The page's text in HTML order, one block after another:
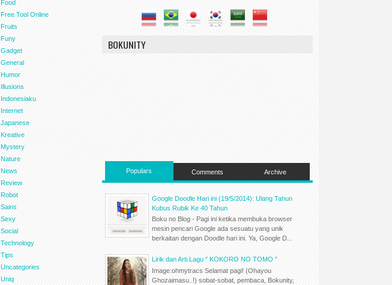
BOKUNITY
Populars Comments Archive
Google Doodle Hari ini (19/5/2014): Ulang Tahun
Kubus Rubik Ke 40 Tahun
Boku no Blog - Pagi ini ketika membuka browser
mesin pencari Google ada sesuatu yang unik
berkaitan dengan Doodle hari ini. Ya, Google D...
Lirik dan Arti Lagu " KOKORO NO TOMO "
Image:ohmytracs Selamat pagi! (Ohayou
Ghozaimasu..!) sobat-sobat, pembaca, Bokunity,
Food
Free Tool Online
Fruits
Funy
Gadget
General
Humor
Illusions
Indonesiaku
Internet
Japanese
Kreative
Mystery
Nature
News
Review
Robot
Sains
Sexy
Social
Technology
Tips
Uncategories
Uniq